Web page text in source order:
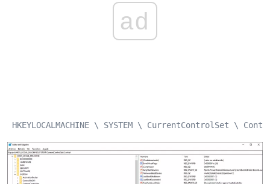
ad
HKEYLOCALMACHINE \ SYSTEM \ CurrentControlSet \